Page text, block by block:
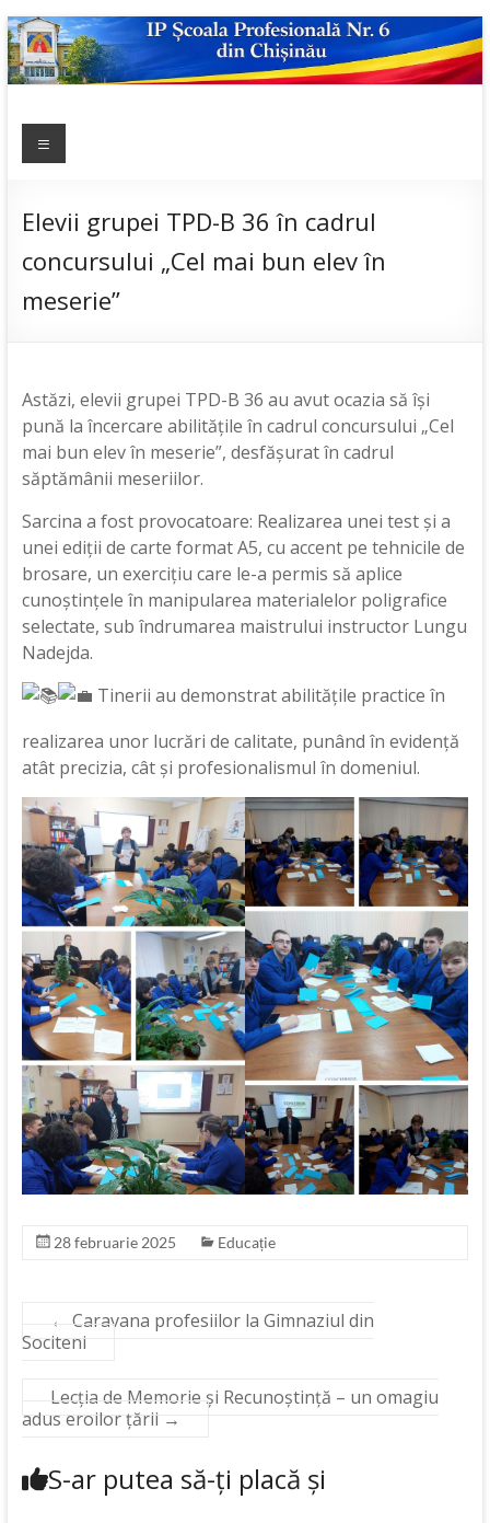
Skip
to
content
NR.6
scoala
nr.6; școală
profesională;
admitere;
admitere
Meniu
Elevii grupei TPD-B 36 în cadrul
concursului „Cel mai bun elev în
meserie”
Astăzi, elevii grupei TPD-B 36 au avut ocazia să își
pună la încercare abilitățile în cadrul concursului „Cel
mai bun elev în meserie”, desfășurat în cadrul
săptămânii meseriilor.
Sarcina a fost provocatoare: Realizarea unei test și a
unei ediții de carte format A5, cu accent pe tehnicile de
brosare, un exercițiu care le-a permis să aplice
cunoștințele în manipularea materialelor poligrafice
selectate, sub îndrumarea maistrului instructor Lungu
Nadejda.
Tinerii au demonstrat abilitățile practice în
realizarea unor lucrări de calitate, punând în evidență
atât precizia, cât și profesionalismul în domeniul.
28 februarie 2025 Educație
←
Caravana profesiilor la Gimnaziul din
Sociteni
Lecția de Memorie și Recunoștință – un omagiu
adus eroilor țării →
S-ar putea să-ți placă și